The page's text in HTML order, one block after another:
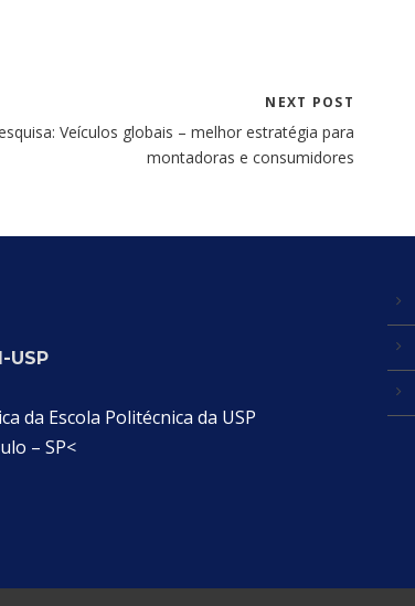
NEXT POST
Veículos globais – melhor estratégia para
montadoras e consumidores
USP
da Escola Politécnica da USP
– SP<